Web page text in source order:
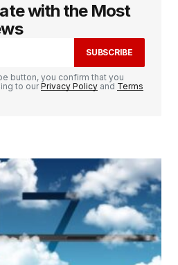
ne sera pas publiée. Les
sont indiqués avec
nom, mon e-mail et mon
pour mon prochain
with the Most
SUBSCRIBE
button, you confirm that you
to ourPrivacy Policy and Terms